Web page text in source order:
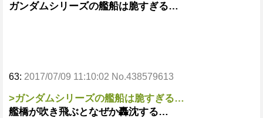
ガンダムシリーズの艦船は脆すぎる…
63: 2017/07/09 11:10:02 No.438579613
>ガンダムシリーズの艦船は脆すぎる…
艦橋が吹き飛ぶとなぜか轟沈する…